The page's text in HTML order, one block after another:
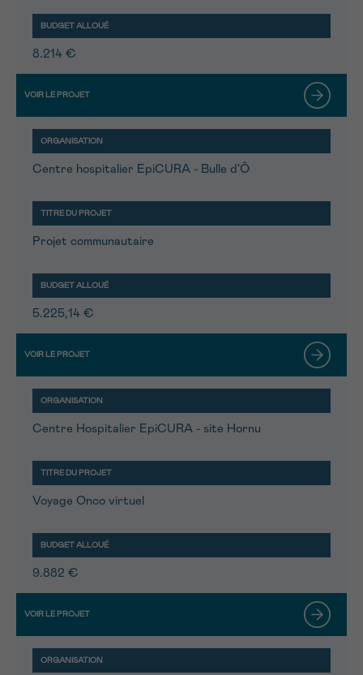
8.214 €
Centre hospitalier EpiCURA - Bulle d'Ô
Projet communautaire
5.225,14 €
Centre Hospitalier EpiCURA - site Hornu
Voyage Onco virtuel
9.882 €